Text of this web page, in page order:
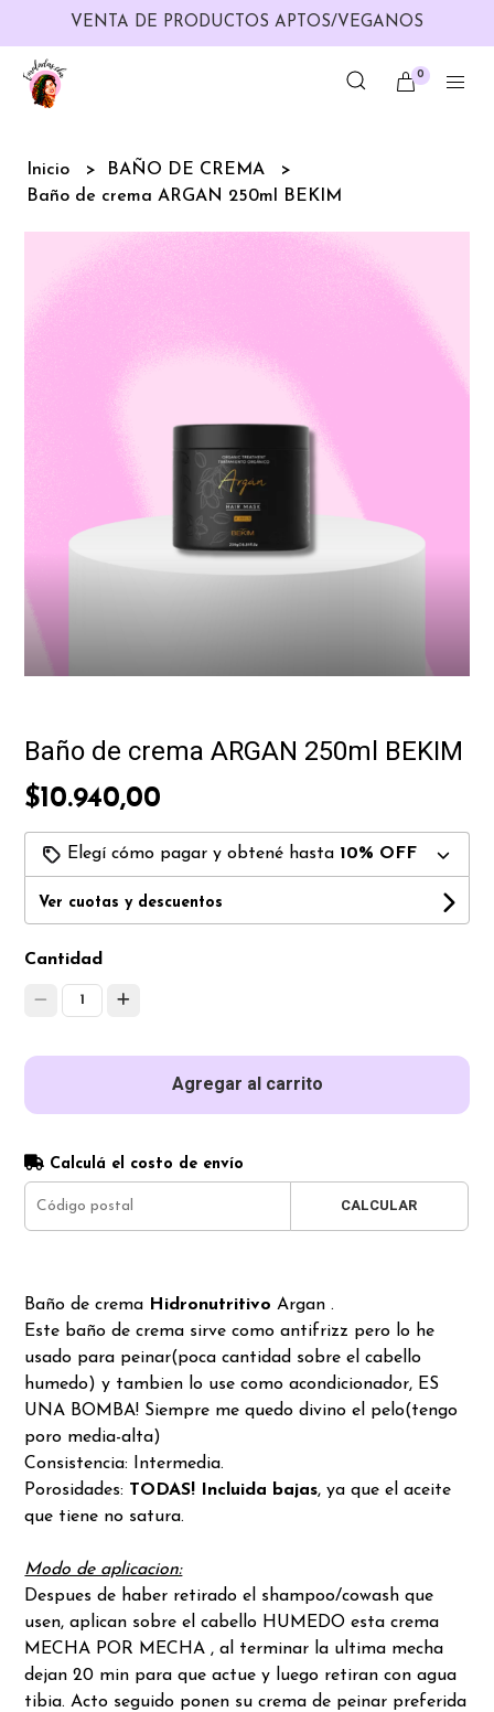
VENTA DE PRODUCTOS APTOS/VEGANOS
0
Inicio
BAÑO DE CREMA
Baño de crema ARGAN 250ml BEKIM
Baño de crema ARGAN 250ml BEKIM
$10.940,00
Elegí cómo pagar y obtené hasta 10% OFF
Ver cuotas y descuentos
Cantidad
1
Agregar al carrito
Calculá el costo de envío
CALCULAR
Baño de crema HidronutritivoArgan .
Este baño de crema sirve como antifrizz pero lo he
usado para peinar(poca cantidad sobre el cabello
humedo) y tambien lo use como acondicionador, ES
UNA BOMBA! Siempre me quedo divino el pelo(tengo
poro media-alta)
Consistencia: Intermedia.
Porosidades: TODAS! Incluida bajas, ya que el aceite
que tiene no satura.
Modo de aplicacion:
Despues de haber retirado el shampoo/cowash que
usen, aplican sobre el cabello HUMEDO esta crema
MECHA POR MECHA , al terminar la ultima mecha
dejan 20 min para que actue y luego retiran con agua
tibia. Acto seguido ponen su crema de peinar preferida